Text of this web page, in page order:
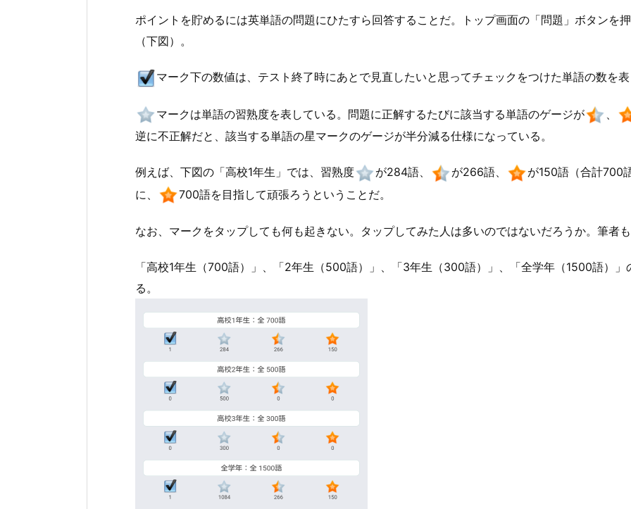
ポイントを貯めるには英単語の問題にひたすら回答することだ。トップ画面の「問題」ボタンを
（下図）。
マーク下の数値は、テスト終了時にあとで見直したいと思ってチェックをつけた単語の数を
マークは単語の習熟度を表している。問題に正解するたびに該当する単語のゲージが
逆に不正解だと、該当する単語の星マークのゲージが半分減る仕様になっている。
例えば、下図の「高校1年生」では、習熟度 が284語、 が266語、
が150語（合計700
に、
700語を目指して頑張ろうということだ。
なお、マークをタップしても何も起きない。タップしてみた人は多いのではないだろうか。筆者
「高校1年生（700語）」、「2年生（500語）」、「3年生（300語）」、「全学年（1500語）
る。